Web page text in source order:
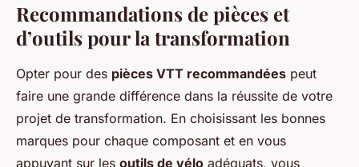
Recommandations de pièces et
d’outils pour la transformation
Opter pour des pièces VTT recommandées peut
faire une grande différence dans la réussite de votre
projet de transformation. En choisissant les bonnes
marques pour chaque composant et en vous
appuyant sur les outils de vélo adéquats, vous